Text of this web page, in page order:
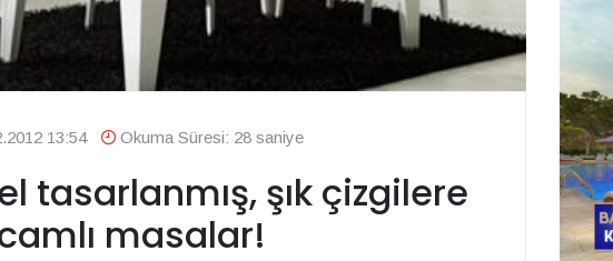
13:54 Okuma Süresi: 28 saniye
tasarlanmış, şık çizgilere
masalar!